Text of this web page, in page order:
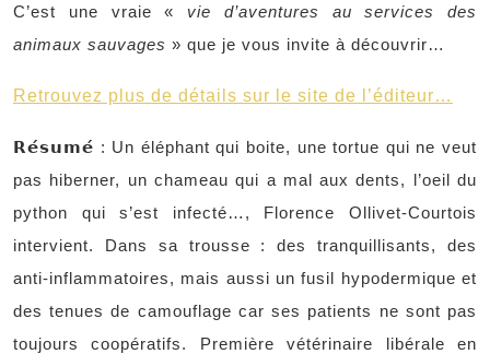
C’est une vraie « vie d’aventures au services des
animaux sauvages » que je vous invite à découvrir…
Retrouvez plus de détails sur le site de l’éditeur…
𝗥𝗲́𝘀𝘂𝗺𝗲́ : Un éléphant qui boite, une tortue qui ne veut
pas hiberner, un chameau qui a mal aux dents, l’oeil du
python qui s’est infecté…, Florence Ollivet-Courtois
intervient. Dans sa trousse : des tranquillisants, des
anti-inflammatoires, mais aussi un fusil hypodermique et
des tenues de camouflage car ses patients ne sont pas
toujours coopératifs. Première vétérinaire libérale en